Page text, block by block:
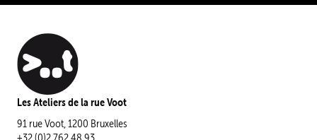
Les Ateliers de la rue Voot
91 rue Voot, 1200 Bruxelles